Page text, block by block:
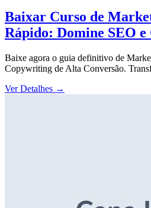
Baixar Curso de
Rápido: Domine SEO
Baixe agora o guia definitivo de
Copywriting de Alta Conversão.
Ver Detalhes →